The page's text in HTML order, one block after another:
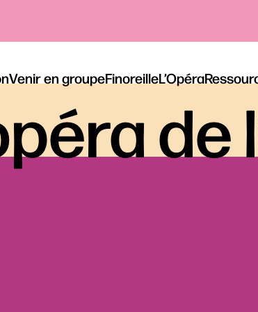
Venir en groupeFinoreilleL’Opéra
de